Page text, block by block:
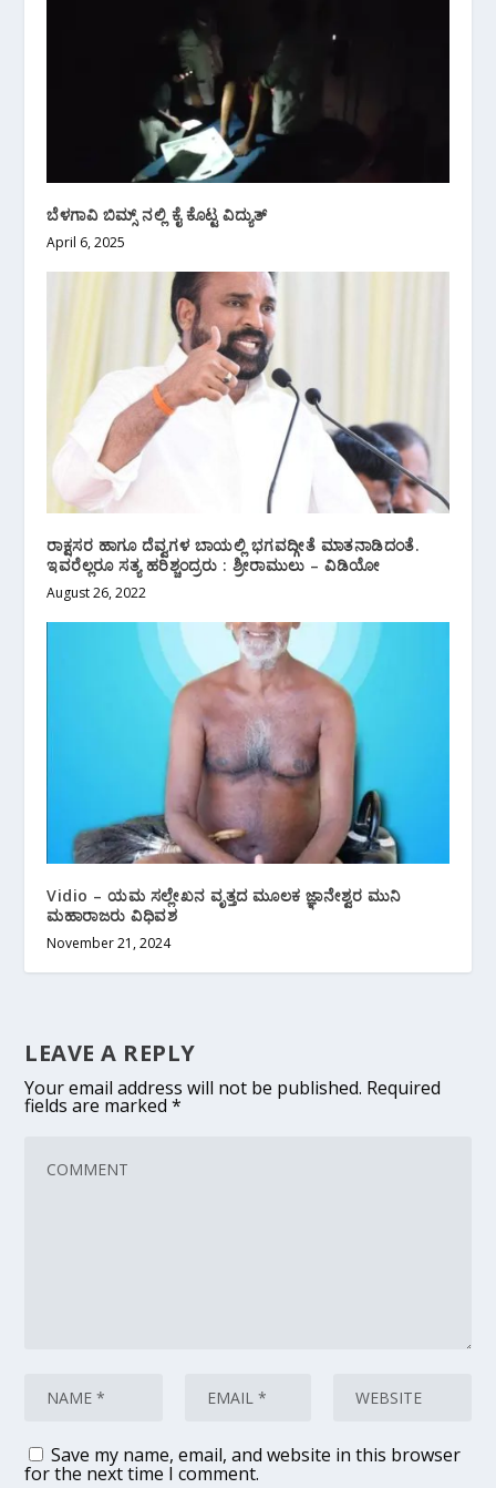
ಬೆಳಗಾವಿ ಬಿಮ್ಸ್ ನಲ್ಲಿ ಕೈ ಕೊಟ್ಟ ವಿದ್ಯುತ್
April 6, 2025
ರಾಕ್ಷಸರ ಹಾಗೂ ದೆವ್ವಗಳ ಬಾಯಲ್ಲಿ ಭಗವದ್ಗೀತೆ ಮಾತನಾಡಿದಂತೆ.
ಇವರೆಲ್ಲರೂ ಸತ್ಯ ಹರಿಶ್ಚಂದ್ರರು : ಶ್ರೀರಾಮುಲು – ವಿಡಿಯೋ
August 26, 2022
Vidio – ಯಮ ಸಲ್ಲೇಖನ ವೃತ್ತದ ಮೂಲಕ ಜ್ಞಾನೇಶ್ವರ ಮುನಿ
ಮಹಾರಾಜರು ವಿಧಿವಶ
November 21, 2024
LEAVE A REPLY
Your email address will not be published. Required
fields are marked*
Save my name, email, and website in this browser
for the next time I comment.